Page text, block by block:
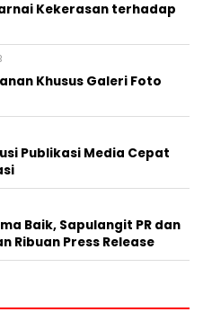
Kekerasan terhadap
Khusus Galeri Foto
Publikasi Media Cepat
Baik, Sapulangit PR dan
Ribuan Press Release